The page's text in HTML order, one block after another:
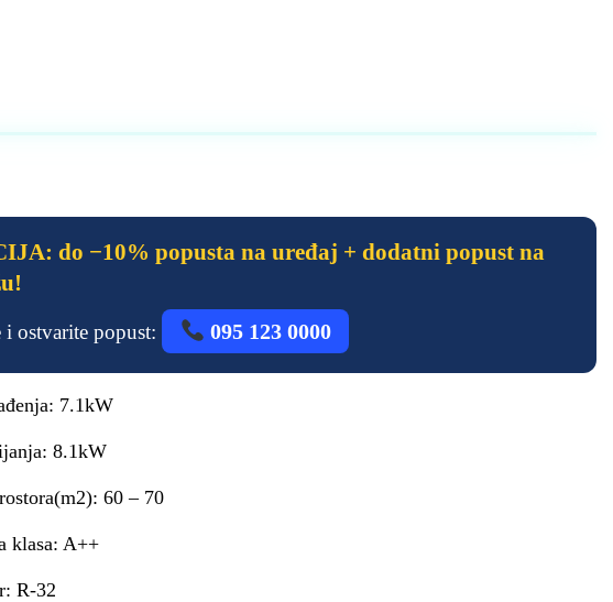
do −10% popusta na uređaj + dodatni popust na
i ostvarite popust: 095 123 0000
7.1kW
8.1kW
60 – 70
klasa: A++
R-32